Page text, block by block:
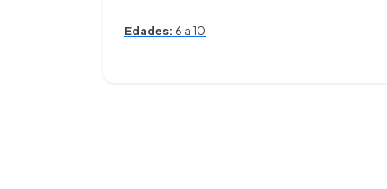
Edades: 6 a 10